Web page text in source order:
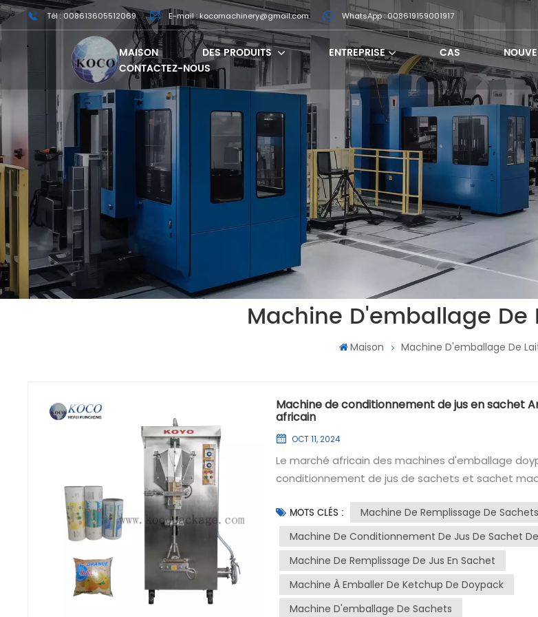
Tél : 008613605512069 E-mail : kocomachinery@gmail.com WhatsApp : 008619159001917
MAISON DES PRODUITS ENTREPRISE CAS
CONTACTEZ-NOUS
Machine D'emballage De
Maison Machine D'emballage De
Machine de conditionnement de jus en sachet
africain
OCT 11, 2024
Le marché africain des machines d'emballage
conditionnement de jus de sachets et sachet machines de
la demande croissante de solutions d’emballage
hygiéniques. Le machine d'emballage doypack, connu pour sa
polyvalence et son efficacité, est particulièrement
l'industrie agroalimentaire pour emballer une large
produits, notamment des jus, des sauces et des
machines offrent des fonctionnalités telles que
MOTS CLÉS :
Machine De Remplissage De
Machine De Conditionnement De Jus De Sachet
Machine De Remplissage De Jus En Sachet
Machine À Emballer De Ketchup De Doypack
Machine D'emballage De Sachets